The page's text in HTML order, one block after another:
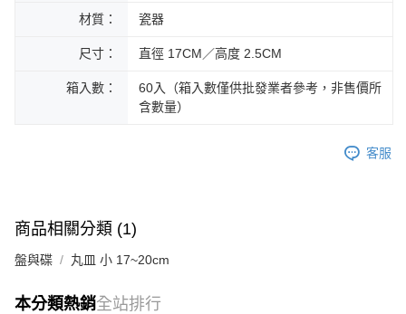
材質： 瓷器
尺寸： 直徑 17CM／高度 2.5CM
箱入數：
60入（箱入數僅供批發業者參考，非售價所
含數量）
客服
商品相關分類 (1)
盤與碟 丸皿 小 17~20cm
本分類熱銷全站排行